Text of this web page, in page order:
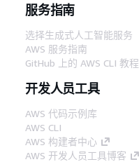
服务指南
选择生成式人工智能服务
AWS 服务指南
GitHub 上的 AWS CLI 教程
开发人员工具
AWS 代码示例库
AWS CLI
AWS 构建者中心
AWS 开发人员工具博客